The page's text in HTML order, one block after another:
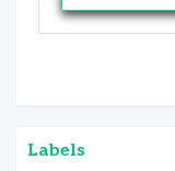
Labels